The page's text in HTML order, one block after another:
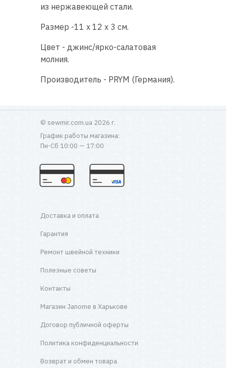
из нержавеющей стали.
Размер -11 x 12 x 3 см.
Цвет - джинс/ярко-салатовая
молния.
Производитель - PRYM (Германия).
© sewmir.com.ua 2026 г.
График работы магазина:
Пн-Сб 10:00 — 17:00
Доставка и оплата
Гарантия
Ремонт швейной техники
Полезные советы
Контакты
Магазин Janome в Харькове
Договор публичной оферты
Политика конфиденциальности
Возврат и обмен товара